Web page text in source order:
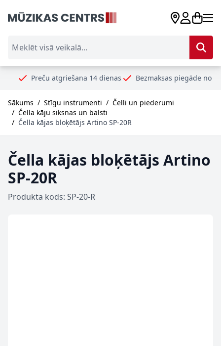
atgriešana 14 dienas Bezmaksas piegāde no 99€
Sākums / Stīgu instrumenti / Čelli un piederumi
/ Čella kāju siksnas un balsti
/ Čella kājas bloķētājs Artino SP-20R
Čella kājas bloķētājs Artino
SP-20R
Produkta kods: SP-20-R